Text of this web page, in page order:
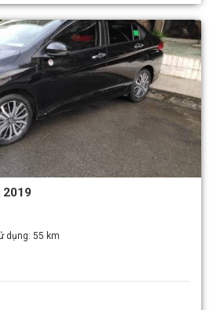
2019
dụng: 55 km